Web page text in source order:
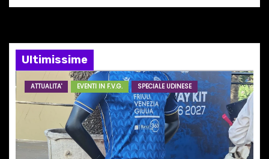
n
e
a
t
Ultimissime
ATTUALITA' EVENTI IN F.V.G. SPECIALE UDINESE